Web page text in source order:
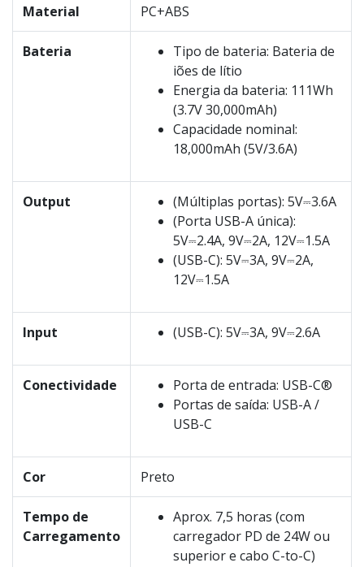
Material
PC+ABS
Bateria
Tipo de bateria: Bateria de
iões de lítio
Energia da bateria: 111Wh
(3.7V 30,000mAh)
Capacidade nominal:
18,000mAh (5V/3.6A)
Output
(Múltiplas portas): 5V⎓3.6A
(Porta USB-A única):
5V⎓2.4A, 9V⎓2A, 12V⎓1.5A
(USB-C): 5V⎓3A, 9V⎓2A,
12V⎓1.5A
Input (USB-C): 5V⎓3A, 9V⎓2.6A
Conectividade
Porta de entrada: USB-C®
Portas de saída: USB-A /
USB-C
Cor Preto
Tempo de
Carregamento
Aprox. 7,5 horas (com
carregador PD de 24W ou
superior e cabo C-to-C)